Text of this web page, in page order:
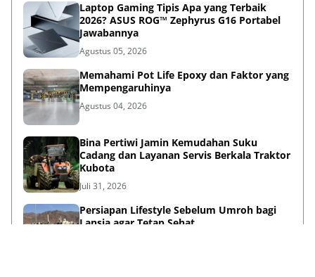
Laptop Gaming Tipis Apa yang Terbaik
2026? ASUS ROG™ Zephyrus G16 Portabel
Jawabannya
Agustus 05, 2026
Memahami Pot Life Epoxy dan Faktor yang
Mempengaruhinya
Agustus 04, 2026
Bina Pertiwi Jamin Kemudahan Suku
Cadang dan Layanan Servis Berkala Traktor
Kubota
Juli 31, 2026
Persiapan Lifestyle Sebelum Umroh bagi
Lansia agar Tetap Sehat